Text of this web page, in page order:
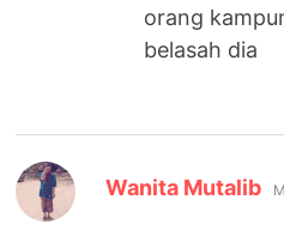
orang
belasah dia
Wanita Mutalib